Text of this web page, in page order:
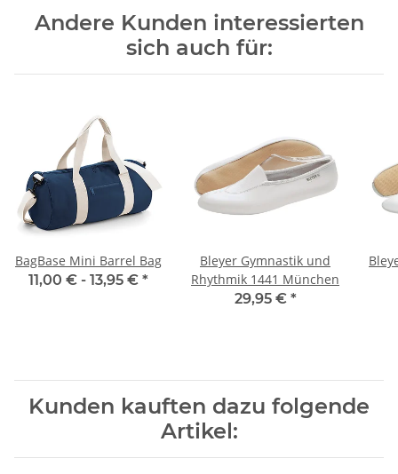
Andere Kunden interessierten
sich auch für:
BagBase Mini Barrel Bag
11,00 € - 13,95 € *
Bleyer Gymnastik und
Rhythmik 1441 München
29,95 € *
Kunden kauften dazu folgende
Artikel: